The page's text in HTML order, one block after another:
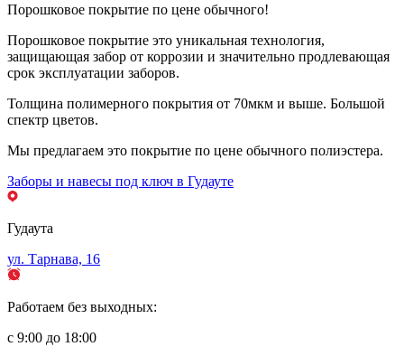
Порошковое покрытие по цене обычного!
Порошковое покрытие это уникальная технология,
защищающая забор от коррозии и значительно продлевающая
срок эксплуатации заборов.
Толщина полимерного покрытия от 70мкм и выше. Большой
спектр цветов.
Мы предлагаем это покрытие по цене обычного полиэстера.
Заборы и навесы под ключ в Гудауте
Гудаута
ул. Тарнава, 16
Работаем без выходных:
с 9:00 до 18:00